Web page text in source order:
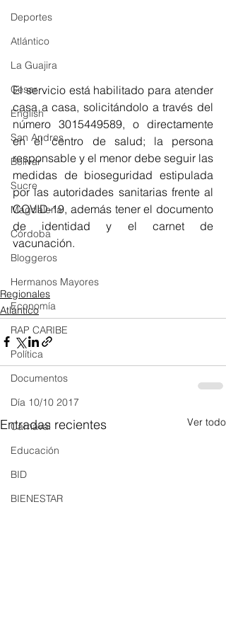
Deportes
Atlántico
La Guajira
Cesar
English
San Andres
Bolívar
Sucre
Magdalena
Córdoba
Bloggeros
Hermanos Mayores
Economía
RAP CARIBE
Política
Documentos
Día 10/10 2017
Carnaval
Educación
BID
BIENESTAR
El servicio está habilitado para atender
casa a casa, solicitándolo a través del
número 3015449589, o directamente
en el centro de salud; la persona
responsable y el menor debe seguir las
medidas de bioseguridad estipulada
por las autoridades sanitarias frente al
COVID-19, además tener el documento
de identidad y el carnet de
vacunación.
Regionales
Atlántico
Entradas recientes Ver todo